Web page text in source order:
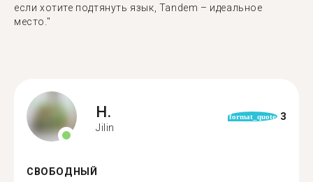
если хотите подтянуть язык, Tandem – идеальное
место."
H.
Jilin
format_quote 3
СВОБОДНЫЙ